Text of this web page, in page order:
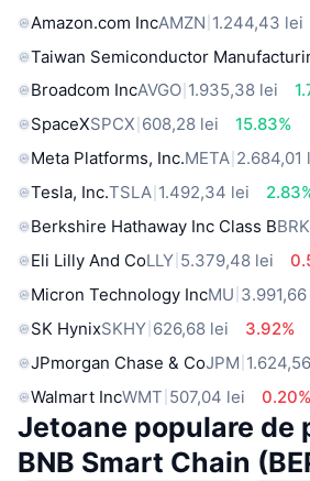
Amazon.com IncAMZN 1.244,43 lei
Taiwan Semiconductor
Broadcom IncAVGO 1.935,38 lei
SpaceXSPCX 608,28 lei
15.83%
Meta Platforms, Inc.META 2.684,01
Tesla, Inc.TSLA 1.492,34 lei
Berkshire Hathaway Inc Class B
Eli Lilly And CoLLY 5.379,48 lei
Micron Technology IncMU
SK HynixSKHY 626,68 lei
3.92%
JPmorgan Chase & CoJPM
Walmart IncWMT 507,04 lei 0.20%
Jetoane populare de
BNB Smart Chain